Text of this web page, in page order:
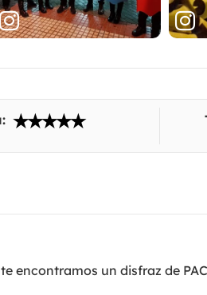
encontramos un disfraz de